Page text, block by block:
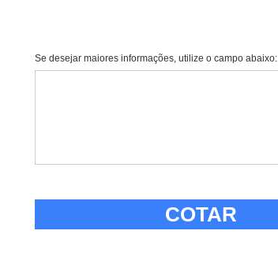
Se desejar maiores informações, utilize o campo abaixo:
COTAR